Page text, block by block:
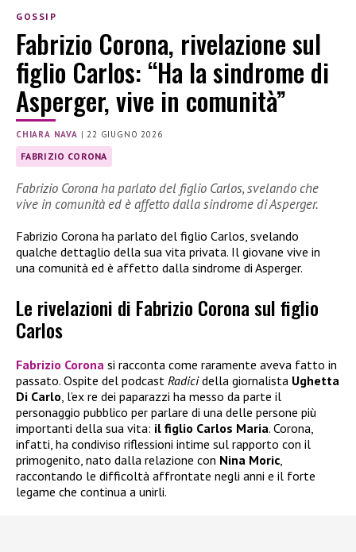
GOSSIP
Fabrizio Corona, rivelazione sul
figlio Carlos: “Ha la sindrome di
Asperger, vive in comunità”
CHIARA NAVA |22 GIUGNO 2026
FABRIZIO CORONA
Fabrizio Corona ha parlato del figlio Carlos, svelando che
vive in comunità ed è affetto dalla sindrome di Asperger.
Fabrizio Corona ha parlato del figlio Carlos, svelando
qualche dettaglio della sua vita privata. Il giovane vive in
una comunità ed è affetto dalla sindrome di Asperger.
Le rivelazioni di Fabrizio Corona sul figlio
Carlos
Fabrizio Corona si racconta come raramente aveva fatto in
passato. Ospite del podcast Radicidella giornalista Ughetta
Di Carlo, l’ex re dei paparazzi ha messo da parte il
personaggio pubblico per parlare di una delle persone più
importanti della sua vita: il figlio Carlos Maria. Corona,
infatti, ha condiviso riflessioni intime sul rapporto con il
primogenito, nato dalla relazione con Nina Moric,
raccontando le difficoltà affrontate negli anni e il forte
legame che continua a unirli.